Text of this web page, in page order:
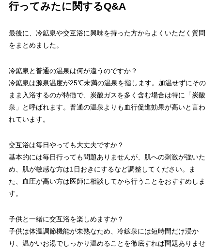
行ってみたに関するQ&A
最後に、冷鉱泉や交互浴に興味を持った方からよくいただく質問
をまとめました。
冷鉱泉と普通の温泉は何が違うのですか？
冷鉱泉は源泉温度が25℃未満の温泉を指します。加温せずにその
まま入浴するのが特徴で、炭酸ガスを多く含む場合は特に「炭酸
泉」と呼ばれます。普通の温泉よりも血行促進効果が高いと言わ
れています。
交互浴は毎日やっても大丈夫ですか？
基本的には毎日行っても問題ありませんが、肌への刺激が強いた
め、肌が敏感な方は1日おきにするなど調整してください。ま
た、血圧が高い方は医師に相談してから行うことをおすすめしま
す。
子供と一緒に交互浴を楽しめますか？
子供は体温調節機能が未熟なため、冷鉱泉には短時間だけ浸か
り、温かいお湯でしっかり温めることを徹底すれば問題ありませ